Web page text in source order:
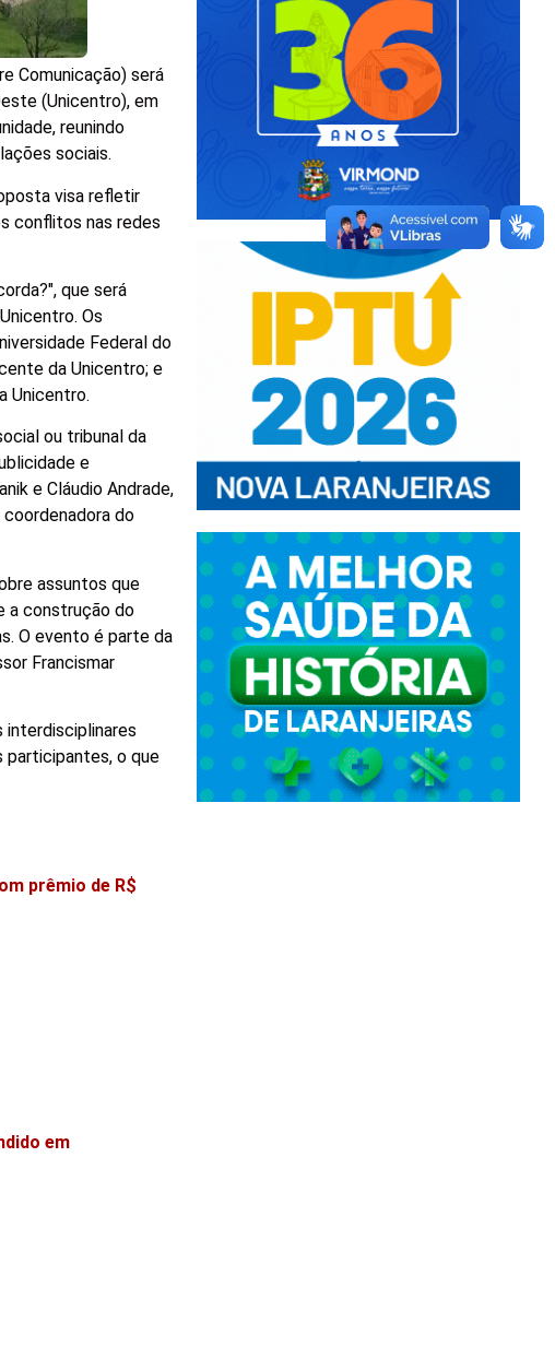
Comunicação) será
(Unicentro), em
reunindo
sociais.
visa refletir
conflitos nas redes
que será
Os
Federal do
da Unicentro; e
Unicentro.
ou tribunal da
e
e Cláudio Andrade,
do
assuntos que
a construção do
O evento é parte da
Francismar
interdisciplinares
participantes, o que
prêmio de R$
em